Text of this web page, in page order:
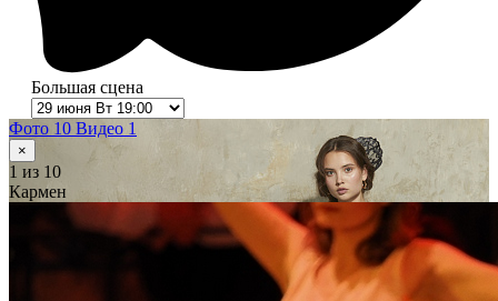
Большая сцена
Фото 10 Видео 1
×
1 из 10
Кармен